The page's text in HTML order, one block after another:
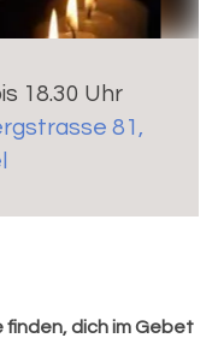
18.30 Uhr
81,
finden, dich im Gebet